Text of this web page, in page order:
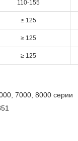
110-155
≥ 125
≥ 125
≥ 125
7000, 8000 серии